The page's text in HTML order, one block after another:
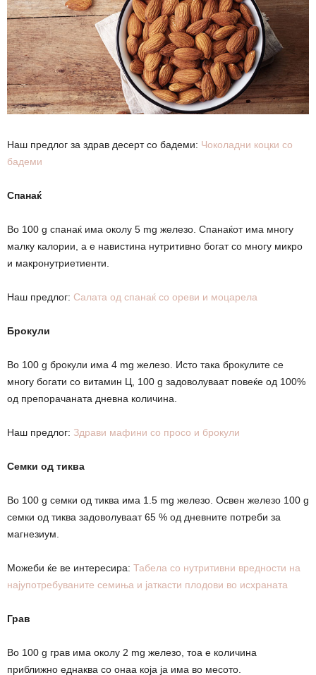
Наш предлог за здрав десерт со бадеми: Чоколадни коцки со
бадеми
Спанаќ
Во 100 g спанаќ има околу 5 mg железо. Спанаќот има многу
малку калории, а е навистина нутритивно богат со многу микро
и макронутриетиенти.
Наш предлог: Салата од спанаќ со ореви и моцарела
Брокули
Во 100 g брокули има 4 mg железо. Исто така брокулите се
многу богати со витамин Ц, 100 g задоволуваат повеќе од 100%
од препорачаната дневна количина.
Наш предлог: Здрави мафини со просо и брокули
Семки од тиква
Во 100 g семки од тиква има 1.5 mg железо. Освен железо 100 g
семки од тиква задоволуваат 65 % од дневните потреби за
магнезиум.
Можеби ќе ве интересира: Табела со нутритивни вредности на
најупотребуваните семиња и јаткасти плодови во исхраната
Грав
Во 100 g грав има околу 2 mg железо, тоа е количина
приближно еднаква со онаа која ја има во месото.